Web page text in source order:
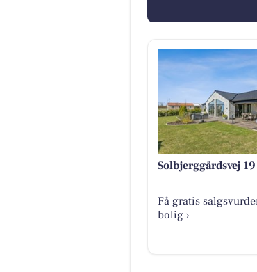
Solbjerggårdsvej
Få gratis
bolig ›